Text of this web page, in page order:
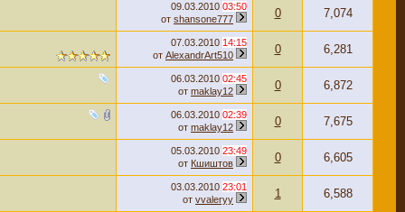
09.03.2010 03:50
от shansone777 0 7,074
07.03.2010 14:15
от AlexandrArt510 0 6,281
06.03.2010 02:45
от maklay12 0 6,872
06.03.2010 02:39
от maklay12 0 7,675
05.03.2010 23:49
от Кшиштов 0 6,605
03.03.2010 23:01
от vvaleryy 1 6,588